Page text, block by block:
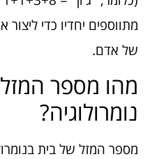
מתווספים יחדיו כדי
של אדם.
מהו מספר
נומרולוגיה?
מספר המזל של בית